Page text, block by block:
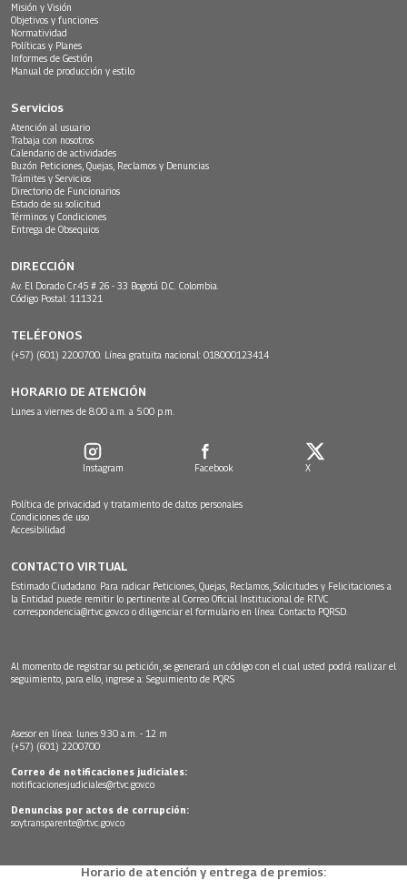
Misión y Visión
Objetivos y funciones
Normatividad
Políticas y Planes
Informes de Gestión
Manual de producción y estilo
Servicios
Atención al usuario
Trabaja con nosotros
Calendario de actividades
Buzón Peticiones, Quejas, Reclamos y Denuncias
Trámites y Servicios
Directorio de Funcionarios
Estado de su solicitud
Términos y Condiciones
Entrega de Obsequios
DIRECCIÓN
Av. El Dorado Cr.45 # 26 - 33 Bogotá D.C. Colombia.
Código Postal: 111321
TELÉFONOS
(+57) (601) 2200700. Línea gratuita nacional: 018000123414
HORARIO DE ATENCIÓN
Lunes a viernes de 8:00 a.m. a 5:00 p.m.
Instagram Facebook X
Política de privacidad y tratamiento de datos personales
Condiciones de uso
Accesibilidad
CONTACTO VIRTUAL
Estimado Ciudadano: Para radicar Peticiones, Quejas, Reclamos, Solicitudes y Felicitaciones a
la Entidad puede remitir lo pertinente al Correo Oficial Institucional de RTVC
correspondencia@rtvc.gov.co o diligenciar el formulario en línea: Contacto PQRSD.
Al momento de registrar su petición, se generará un código con el cual usted podrá realizar el
seguimiento, para ello, ingrese a: Seguimiento de PQRS
Asesor en línea: lunes 9:30 a.m. - 12 m
(+57) (601) 2200700
Correo de notificaciones judiciales:
notificacionesjudiciales@rtvc.gov.co
Denuncias por actos de corrupción:
soytransparente@rtvc.gov.co
Horario de atención y entrega de premios: